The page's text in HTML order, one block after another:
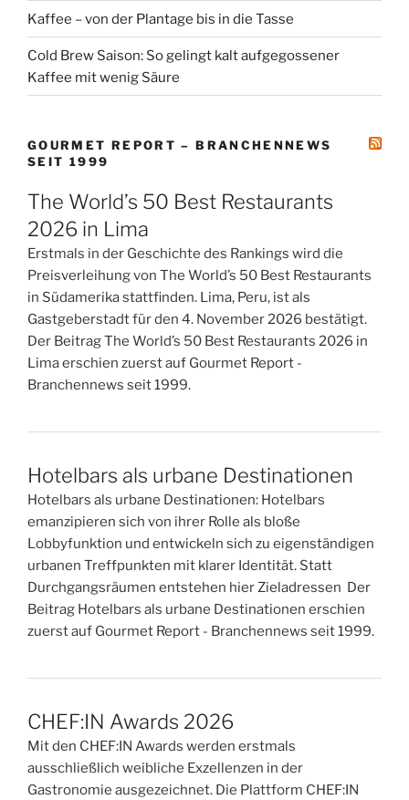
Kaffee – von der Plantage bis in die Tasse
Cold Brew Saison: So gelingt kalt aufgegossener
Kaffee mit wenig Säure
GOURMET REPORT – BRANCHENNEWS
SEIT 1999
The World’s 50 Best Restaurants
2026 in Lima
Erstmals in der Geschichte des Rankings wird die
Preisverleihung von The World’s 50 Best Restaurants
in Südamerika stattfinden. Lima, Peru, ist als
Gastgeberstadt für den 4. November 2026 bestätigt.
Der Beitrag The World’s 50 Best Restaurants 2026 in
Lima erschien zuerst auf Gourmet Report -
Branchennews seit 1999.
Hotelbars als urbane Destinationen
Hotelbars als urbane Destinationen: Hotelbars
emanzipieren sich von ihrer Rolle als bloße
Lobbyfunktion und entwickeln sich zu eigenständigen
urbanen Treffpunkten mit klarer Identität. Statt
Durchgangsräumen entstehen hier Zieladressen Der
Beitrag Hotelbars als urbane Destinationen erschien
zuerst auf Gourmet Report - Branchennews seit 1999.
CHEF:IN Awards 2026
Mit den CHEF:IN Awards werden erstmals
ausschließlich weibliche Exzellenzen in der
Gastronomie ausgezeichnet. Die Plattform CHEF:IN